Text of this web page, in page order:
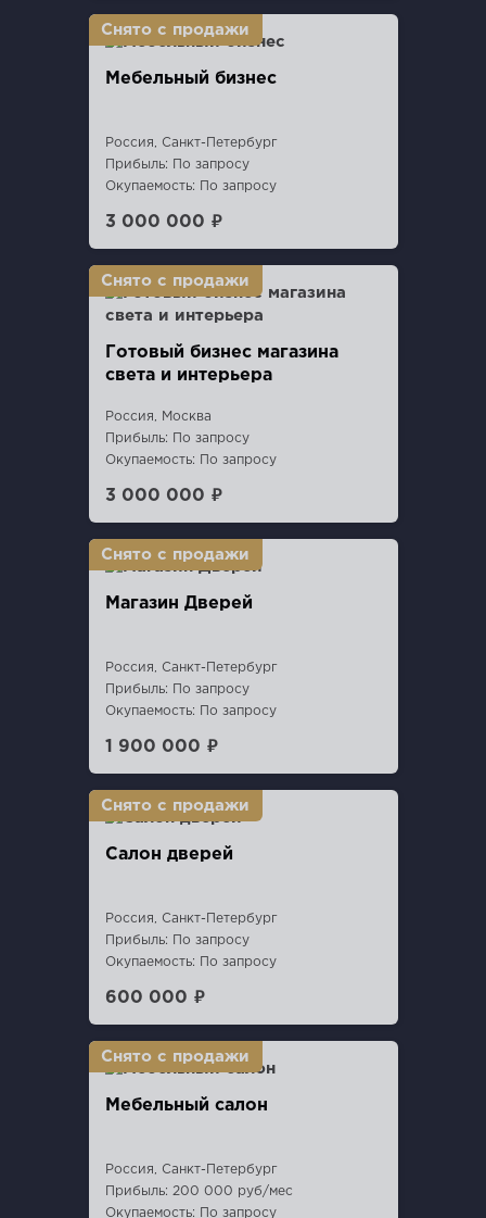
Мебельный бизнес
Россия, Санкт-Петербург
Прибыль: По запросу
Окупаемость: По запросу
3 000 000 ₽
Готовый бизнес магазина
света и интерьера
Россия, Москва
Прибыль: По запросу
Окупаемость: По запросу
3 000 000 ₽
Магазин Дверей
Россия, Санкт-Петербург
Прибыль: По запросу
Окупаемость: По запросу
1 900 000 ₽
Салон дверей
Россия, Санкт-Петербург
Прибыль: По запросу
Окупаемость: По запросу
600 000 ₽
Мебельный салон
Россия, Санкт-Петербург
Прибыль: 200 000 руб/мес
Окупаемость: По запросу